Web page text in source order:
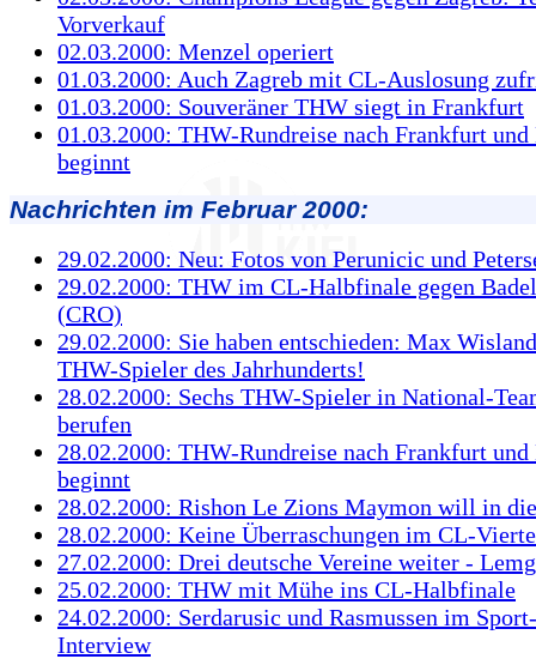
Vorverkauf
02.03.2000: Menzel operiert
01.03.2000: Auch Zagreb mit CL-Auslosung
01.03.2000: Souveräner THW siegt in Frankfurt
01.03.2000: THW-Rundreise nach Frankfurt und
beginnt
Nachrichten im Februar 2000:
29.02.2000: Neu: Fotos von Perunicic und
29.02.2000: THW im CL-Halbfinale gegen
(CRO)
29.02.2000: Sie haben entschieden: Max
THW-Spieler des Jahrhunderts!
28.02.2000: Sechs THW-Spieler in National-
berufen
28.02.2000: THW-Rundreise nach Frankfurt und
beginnt
28.02.2000: Rishon Le Zions Maymon will in
28.02.2000: Keine Überraschungen im CL-
27.02.2000: Drei deutsche Vereine weiter -
25.02.2000: THW mit Mühe ins CL-Halbfinale
24.02.2000: Serdarusic und Rasmussen im
Interview